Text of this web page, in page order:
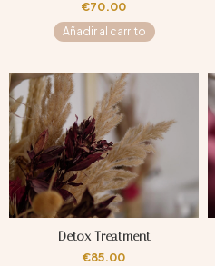
€70.00
Añadir al carrito
Detox Treatment
€85.00